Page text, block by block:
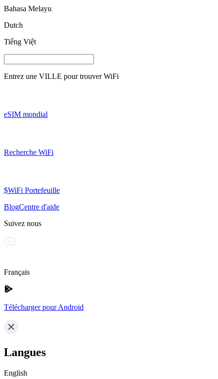
Bahasa Melayu
Dutch
Tiếng Việt
Entrez une VILLE pour trouver WiFi
eSIM mondial
Recherche WiFi
$WiFi Portefeuille
BlogCentre d'aide
Suivez nous
Français
Télécharger pour Android
Langues
English